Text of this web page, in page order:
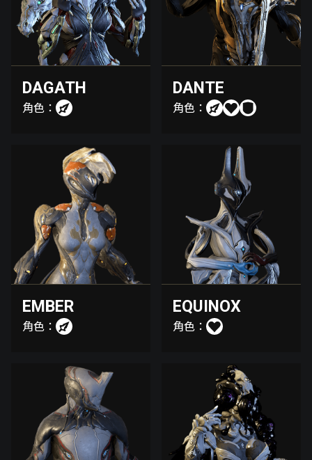
DAGATH
角色：
DANTE
角色：
EMBER
角色：
EQUINOX
角色：